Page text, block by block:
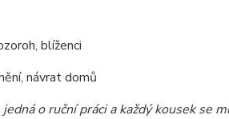
blíženci
návrat domů
o ruční práci a každý kousek se